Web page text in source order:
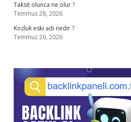
Taksit olunca ne olur ?
Temmuz 28, 2026
Kozluk eski adı nedir ?
Temmuz 26, 2026